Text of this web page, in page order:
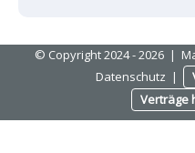
© Copyright 2024 - 2026 |
Datenschutz |
Verträge